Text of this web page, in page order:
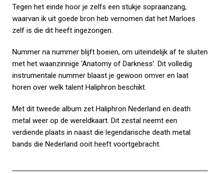
Tegen het einde hoor je zelfs een stukje sopraanzang,
waarvan ik uit goede bron heb vernomen dat het Marloes
zelf is die dit heeft ingezongen.
Nummer na nummer blijft boeien, om uiteindelijk af te sluiten
met het waanzinnige ‘Anatomy of Darkness’. Dit volledig
instrumentale nummer blaast je gewoon omver en laat
horen over welk talent Haliphron beschikt.
Met dit tweede album zet Haliphron Nederland en death
metal weer op de wereldkaart. Dit zestal neemt een
verdiende plaats in naast die legendarische death metal
bands die Nederland ooit heeft voortgebracht.